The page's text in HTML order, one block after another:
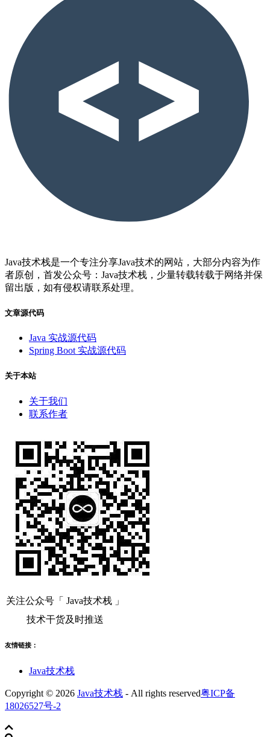
Java技术栈是一个专注分享Java技术的网站，大部分内容为作
者原创，首发公众号：Java技术栈，少量转载转载于网络并保
留出版，如有侵权请联系处理。
文章源代码
Java 实战源代码
Spring Boot 实战源代码
关于本站
关于我们
联系作者
关注公众号「 Java技术栈 」
技术干货及时推送
友情链接：
Java技术栈
Copyright © 2026 Java技术栈 - All rights reserved粤ICP备
18026527号-2